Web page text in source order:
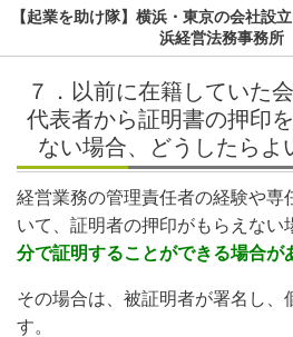
【起業を助け隊】横浜・東京の会社設
浜経営法務事務所
７．以前に在籍していた
代表者から証明書の押印
ない場合、どうしたらよ
経営業務の管理責任者の経験や専
いて、証明者の押印がもらえない
分で証明することができる場合が
その場合は、被証明者が署名し、
す。